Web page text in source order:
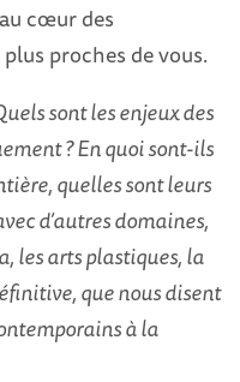
cœur des
proches de vous.
sont les enjeux des
? En quoi sont-ils
quelles sont leurs
d’autres domaines,
les arts plastiques, la
que nous disent
à la